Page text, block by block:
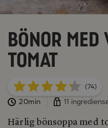
Bönor
tomat
(74)
20min
11
Härlig bönsoppa med